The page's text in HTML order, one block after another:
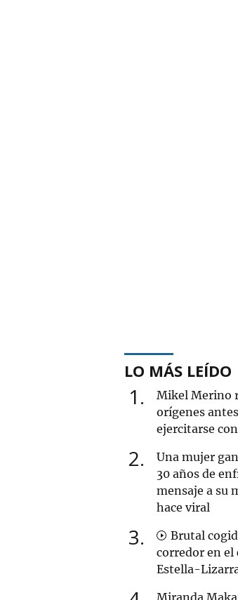
LO MÁS LEÍDO
1
Mikel Merino
orígenes
ejercitarse
2
Una mujer
30 años de
mensaje a su
hace viral
3
Brutal
corredor en el
Estella-
Miranda